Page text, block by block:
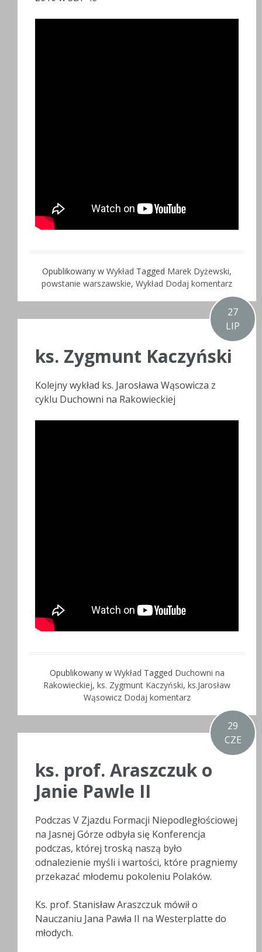
Opublikowany w Wykład Tagged Marek Dyżewski,
powstanie warszawskie, Wykład Dodaj komentarz
27
LIP
ks. Zygmunt Kaczyński
Kolejny wykład ks. Jarosława Wąsowicza z
cyklu Duchowni na Rakowieckiej
Opublikowany w Wykład Tagged Duchowni na
Rakowieckiej, ks. Zygmunt Kaczyński, ks.Jarosław
Wąsowicz Dodaj komentarz
29
CZE
ks. prof. Araszczuk o
Janie Pawle II
Podczas V Zjazdu Formacji Niepodległościowej
na Jasnej Górze odbyła się Konferencja
podczas, której troską naszą było
odnalezienie myśli i wartości, które pragniemy
przekazać młodemu pokoleniu Polaków.
Ks. prof. Stanisław Araszczuk mówił o
Nauczaniu Jana Pawła II na Westerplatte do
młodych.